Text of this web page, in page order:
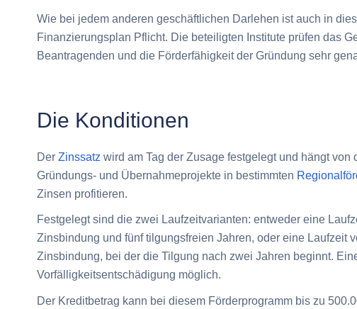
Wie bei jedem anderen geschäftlichen Darlehen ist auch in
Finanzierungsplan Pflicht. Die beteiligten Institute prüfen das
Beantragenden und die Förderfähigkeit der Gründung sehr
Die Konditionen
Der Zinssatz wird am Tag der Zusage festgelegt und hängt
Gründungs- und Übernahmeprojekte in bestimmten
Zinsen profitieren.
Festgelegt sind die zwei Laufzeitvarianten: entweder eine
Zinsbindung und fünf tilgungsfreien Jahren, oder eine Laufzeit
Zinsbindung, bei der die Tilgung nach zwei Jahren beginnt.
Vorfälligkeitsentschädigung möglich.
Der Kreditbetrag kann bei diesem Förderprogramm bis zu